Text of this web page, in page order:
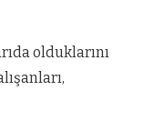
olduklarını